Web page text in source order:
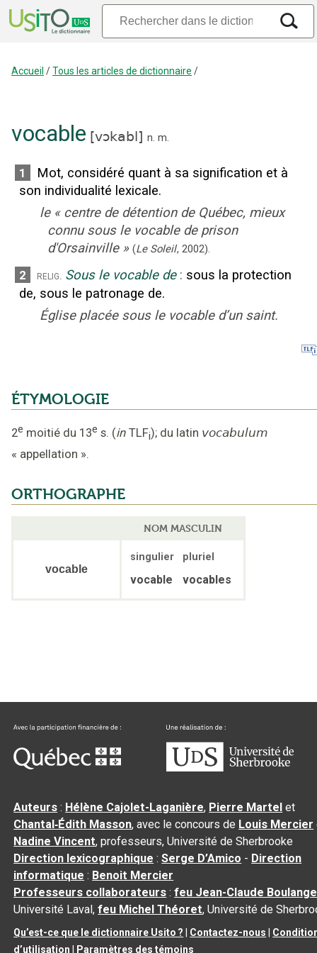
Accueil /Tous les articles de dictionnaire /
vocable [vɔkabl ] n. m.
1
Mot, considéré quant à sa signification et à
son individualité lexicale.
le « centre de détention de Québec, mieux
connu sous le vocable de prison
d'Orsainville » (Le Soleil, 2002).
2 relig. Sous le vocable de : sous la protection
de, sous le patronage de.
Église placée sous le vocable d’un saint.
ÉTYMOLOGIE
2e moitié du 13e s. (in TLFi); du latin vocabulum
« appellation ».
ORTHOGRAPHE
NOM MASCULIN
vocable
singulier pluriel
vocable vocables
Auteurs : Hélène Cajolet-Laganière, Pierre Martel et
Chantal‑Édith Masson, avec le concours de Louis Mercier
Nadine Vincent, professeurs, Université de Sherbrooke
Direction lexicographique :Serge D’Amico - Direction
informatique : Benoit Mercier
Professeurs collaborateurs :feu Jean-Claude
Université Laval,feu Michel Théoret, Université de
Qu’est-ce que le dictionnaire Usito ? | Contactez-nous |
d’utilisation | Paramètres des témoins